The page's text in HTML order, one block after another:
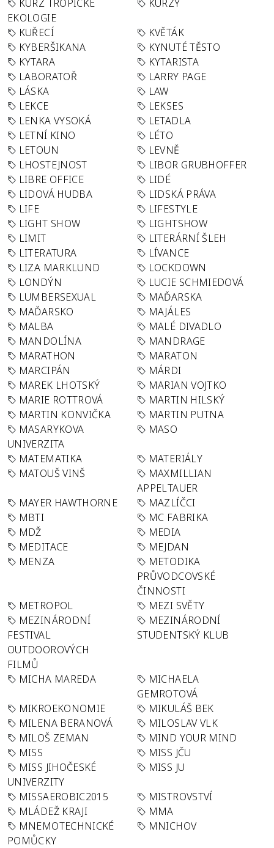
KURZ TROPICKÉ
EKOLOGIE
KURZY
KUŘECÍ
KVĚTÁK
KYBERŠIKANA
KYNUTÉ TĚSTO
KYTARA
KYTARISTA
LABORATOŘ
LARRY PAGE
LÁSKA
LAW
LEKCE
LEKSES
LENKA VYSOKÁ
LETADLA
LETNÍ KINO
LÉTO
LETOUN
LEVNĚ
LHOSTEJNOST
LIBOR GRUBHOFFER
LIBRE OFFICE
LIDÉ
LIDOVÁ HUDBA
LIDSKÁ PRÁVA
LIFE
LIFESTYLE
LIGHT SHOW
LIGHTSHOW
LIMIT
LITERÁRNÍ ŠLEH
LITERATURA
LÍVANCE
LIZA MARKLUND
LOCKDOWN
LONDÝN
LUCIE SCHMIEDOVÁ
LUMBERSEXUAL
MAĎARSKA
MAĎARSKO
MAJÁLES
MALBA
MALÉ DIVADLO
MANDOLÍNA
MANDRAGE
MARATHON
MARATON
MARCIPÁN
MÁRDI
MAREK LHOTSKÝ
MARIAN VOJTKO
MARIE ROTTROVÁ
MARTIN HILSKÝ
MARTIN KONVIČKA
MARTIN PUTNA
MASARYKOVA
UNIVERZITA
MASO
MATEMATIKA
MATERIÁLY
MATOUŠ VINŠ
MAXMILLIAN
APPELTAUER
MAYER HAWTHORNE
MAZLÍČCI
MBTI
MC FABRIKA
MDŽ
MEDIA
MEDITACE
MEJDAN
MENZA
METODIKA
PRŮVODCOVSKÉ
ČINNOSTI
METROPOL
MEZI SVĚTY
MEZINÁRODNÍ
FESTIVAL
OUTDOOROVÝCH
FILMŮ
MEZINÁRODNÍ
STUDENTSKÝ KLUB
MICHA MAREDA
MICHAELA
GEMROTOVÁ
MIKROEKONOMIE
MIKULÁŠ BEK
MILENA BERANOVÁ
MILOSLAV VLK
MILOŠ ZEMAN
MIND YOUR MIND
MISS
MISS JČU
MISS JIHOČESKÉ
UNIVERZITY
MISS JU
MISSAEROBIC2015
MISTROVSTVÍ
MLÁDEŽ KRAJI
MMA
MNEMOTECHNICKÉ
POMŮCKY
MNICHOV